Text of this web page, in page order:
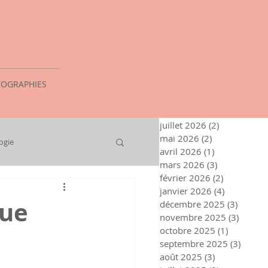
juillet 2026 (2)
mai 2026 (2)
avril 2026 (1)
mars 2026 (3)
février 2026 (2)
janvier 2026 (4)
décembre 2025 (3)
novembre 2025 (3)
octobre 2025 (1)
septembre 2025 (3)
août 2025 (3)